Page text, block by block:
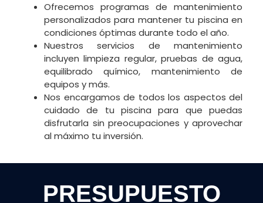
Ofrecemos programas de mantenimiento
personalizados para mantener tu piscina en
condiciones óptimas durante todo el año.
Nuestros servicios de mantenimiento
incluyen limpieza regular, pruebas de agua,
equilibrado químico, mantenimiento de
equipos y más.
Nos encargamos de todos los aspectos del
cuidado de tu piscina para que puedas
disfrutarla sin preocupaciones y aprovechar
al máximo tu inversión.
PRESUPUESTO